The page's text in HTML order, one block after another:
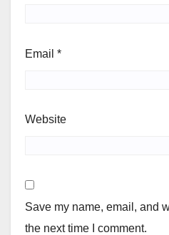
Email *
Website
Save my name, email, and
the next time I comment.